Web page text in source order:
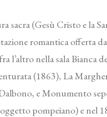
(Gesù Cristo e la
romantica offerta
l’altro nella sala Bianca
(1863), La
e Monumento
pompeiano) e nel